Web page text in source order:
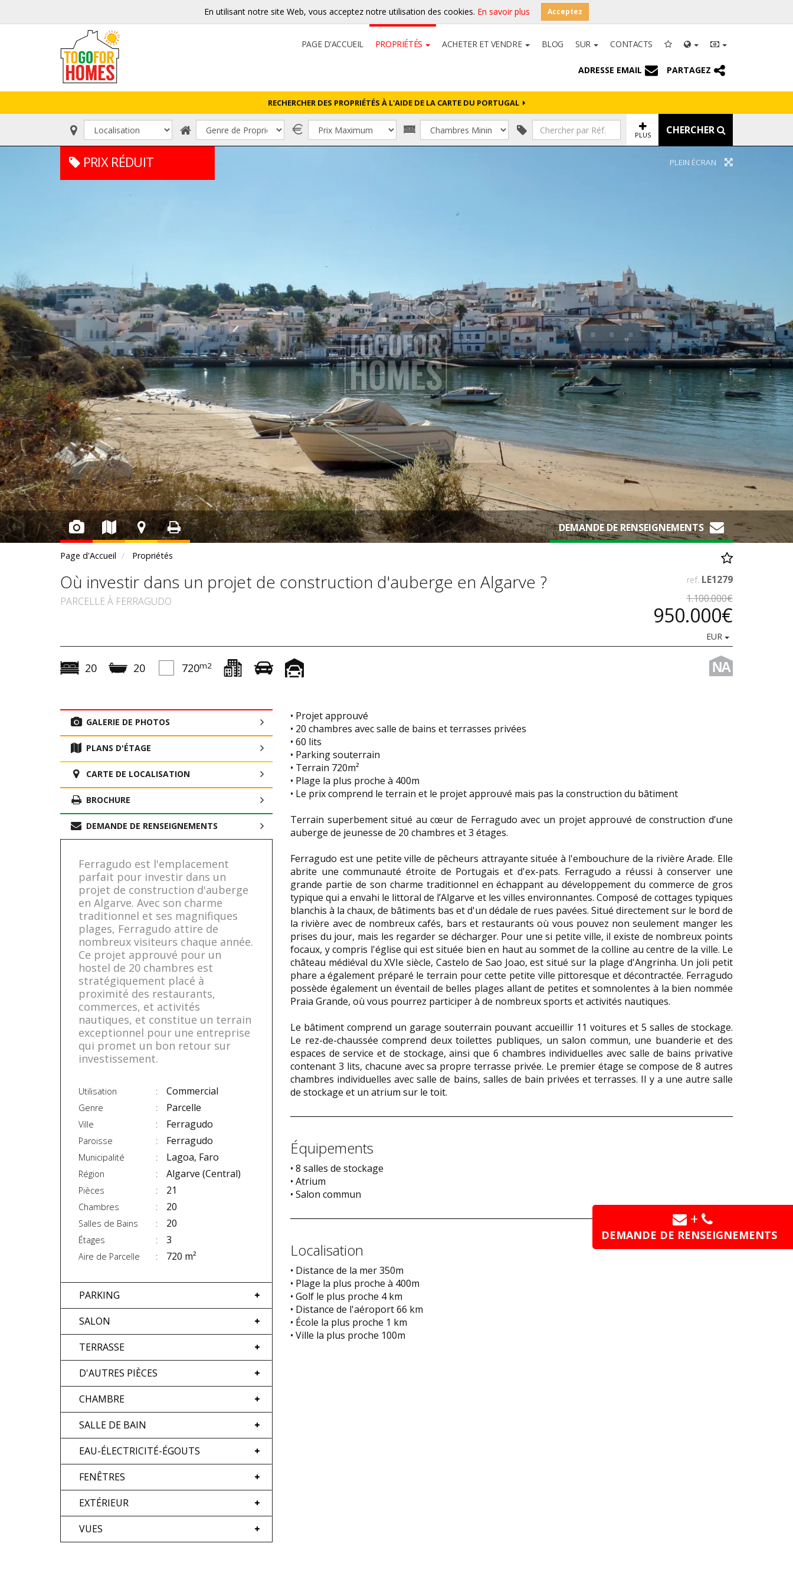
En utilisant notre site Web, vous acceptez notre utilisation des cookies. En savoir plus Acceptez
PAGE D'ACCUEIL PROPRIÉTÉS ACHETER ET VENDRE BLOG SUR CONTACTS
ADRESSE EMAIL PARTAGEZ
RECHERCHER DES PROPRIÉTÉS À L'AIDE DE LA CARTE DU PORTUGAL
PLUS CHERCHER
PRIX RÉDUIT PLEIN ÉCRAN
DEMANDE DE RENSEIGNEMENTS
Page d'Accueil Propriétés
Où investir dans un projet de construction d'auberge en Algarve ?
PARCELLE À FERRAGUDO
ref. LE1279
1.100.000€
950.000€
EUR
NA
20 20 720m2
GALERIE DE PHOTOS
PLANS D'ÉTAGE
CARTE DE LOCALISATION
BROCHURE
DEMANDE DE RENSEIGNEMENTS
Ferragudo est l'emplacement
parfait pour investir dans un
projet de construction d'auberge
en Algarve. Avec son charme
traditionnel et ses magnifiques
plages, Ferragudo attire de
nombreux visiteurs chaque année.
Ce projet approuvé pour un
hostel de 20 chambres est
stratégiquement placé à
proximité des restaurants,
commerces, et activités
nautiques, et constitue un terrain
exceptionnel pour une entreprise
qui promet un bon retour sur
investissement.
Utilisation Commercial
Genre Parcelle
Ville Ferragudo
Paroisse Ferragudo
Municipalité Lagoa, Faro
Région Algarve (Central)
Pièces 21
Chambres 20
Salles de Bains 20
Étages 3
Aire de Parcelle 720 m²
PARKING
SALON
TERRASSE
D'AUTRES PIÈCES
CHAMBRE
SALLE DE BAIN
EAU-ÉLECTRICITÉ-ÉGOUTS
FENÊTRES
EXTÉRIEUR
VUES
• Projet approuvé
• 20 chambres avec salle de bains et terrasses privées
• 60 lits
• Parking souterrain
• Terrain 720m²
• Plage la plus proche à 400m
• Le prix comprend le terrain et le projet approuvé mais pas la construction du bâtiment
Terrain superbement situé au cœur de Ferragudo avec un projet approuvé de construction d’une
auberge de jeunesse de 20 chambres et 3 étages.
Ferragudo est une petite ville de pêcheurs attrayante située à l'embouchure de la rivière Arade. Elle
abrite une communauté étroite de Portugais et d'ex-pats. Ferragudo a réussi à conserver une
grande partie de son charme traditionnel en échappant au développement du commerce de gros
typique qui a envahi le littoral de l’Algarve et les villes environnantes. Composé de cottages typiques
blanchis à la chaux, de bâtiments bas et d'un dédale de rues pavées. Situé directement sur le bord de
la rivière avec de nombreux cafés, bars et restaurants où vous pouvez non seulement manger les
prises du jour, mais les regarder se décharger. Pour une si petite ville, il existe de nombreux points
focaux, y compris l'église qui est située bien en haut au sommet de la colline au centre de la ville. Le
château médiéval du XVIe siècle, Castelo de Sao Joao, est situé sur la plage d'Angrinha. Un joli petit
phare a également préparé le terrain pour cette petite ville pittoresque et décontractée. Ferragudo
possède également un éventail de belles plages allant de petites et somnolentes à la bien nommée
Praia Grande, où vous pourrez participer à de nombreux sports et activités nautiques.
Le bâtiment comprend un garage souterrain pouvant accueillir 11 voitures et 5 salles de stockage.
Le rez-de-chaussée comprend deux toilettes publiques, un salon commun, une buanderie et des
espaces de service et de stockage, ainsi que 6 chambres individuelles avec salle de bains privative
contenant 3 lits, chacune avec sa propre terrasse privée. Le premier étage se compose de 8 autres
chambres individuelles avec salle de bains, salles de bain privées et terrasses. Il y a une autre salle
de stockage et un atrium sur le toit.
Équipements
• 8 salles de stockage
• Atrium
• Salon commun
Localisation
• Distance de la mer 350m
• Plage la plus proche à 400m
• Golf le plus proche 4 km
• Distance de l'aéroport 66 km
• École la plus proche 1 km
• Ville la plus proche 100m
DEMANDE DE RENSEIGNEMENTS
+